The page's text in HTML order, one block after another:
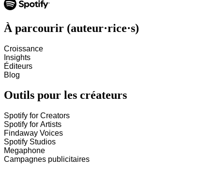
À parcourir (auteur·rice·s)
Croissance
Insights
Éditeurs
Blog
Outils pour les créateurs
Spotify for Creators
Spotify for Artists
Findaway Voices
Spotify Studios
Megaphone
Campagnes publicitaires